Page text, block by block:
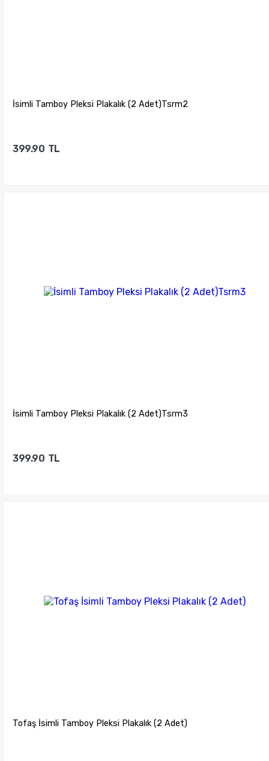
İsimli Tamboy Pleksi Plakalık (2 Adet)Tsrm2
399.90 TL
İsimli Tamboy Pleksi Plakalık (2 Adet)Tsrm3
399.90 TL
Tofaş İsimli Tamboy Pleksi Plakalık (2 Adet)